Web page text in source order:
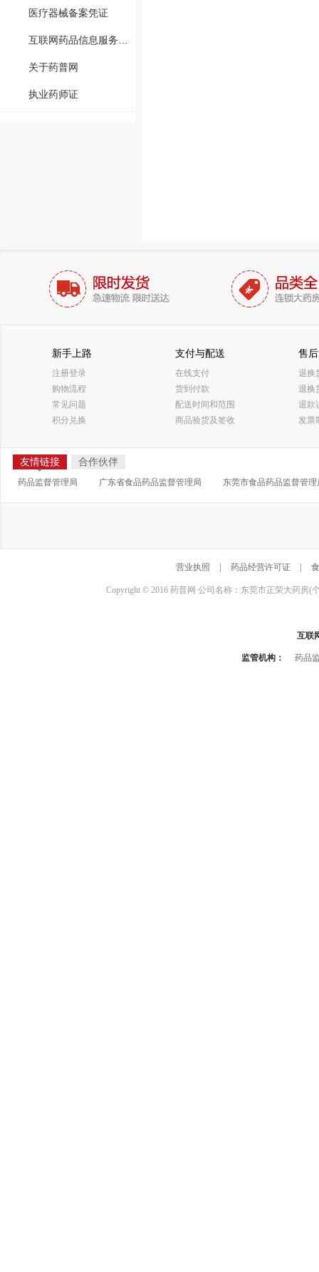
医疗器械备案凭证
关于药普网
执业药师证
新手上路
注册登录
购物流程
常见问题
积分兑换
支付与配送
在线支付
货到付款
配送时间和范围
商品验货及签收
售
退换
退换
退款
发票
友情链接 合作伙伴
药品监督管理局 广东省食品药品监督管理局 东莞市食品药品监督管理
营业执照 药品经营许可证
Copyright © 2016 药普网 公司名称：东莞市正荣大药房(
互联
监管机构： 药品